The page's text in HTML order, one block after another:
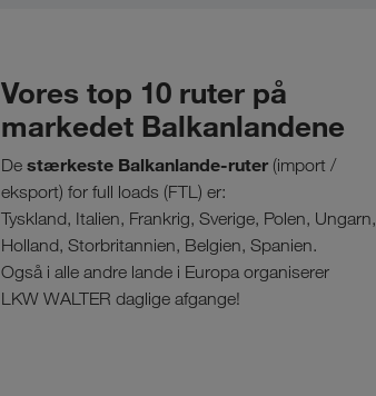
Vores top 10 ruter på
markedet Balkanlandene
De stærkeste Balkanlande-ruter (import /
eksport) for full loads (FTL) er:
Tyskland, Italien, Frankrig, Sverige, Polen, Ungarn,
Holland, Storbritannien, Belgien, Spanien.
Også i alle andre lande i Europa organiserer
LKW WALTER daglige afgange!